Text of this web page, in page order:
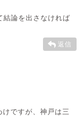
結論を出さなければ
返信
ですが、神戸は三